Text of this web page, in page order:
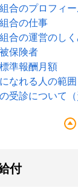
合のプロフィ
合の仕事
合の運営のし
保険者
準報酬月額
なれる人の範囲
受診について（
付